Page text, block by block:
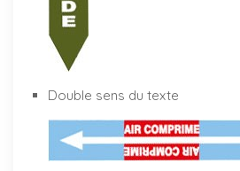
Double sens du texte